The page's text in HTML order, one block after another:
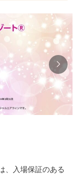
、入場保証のある